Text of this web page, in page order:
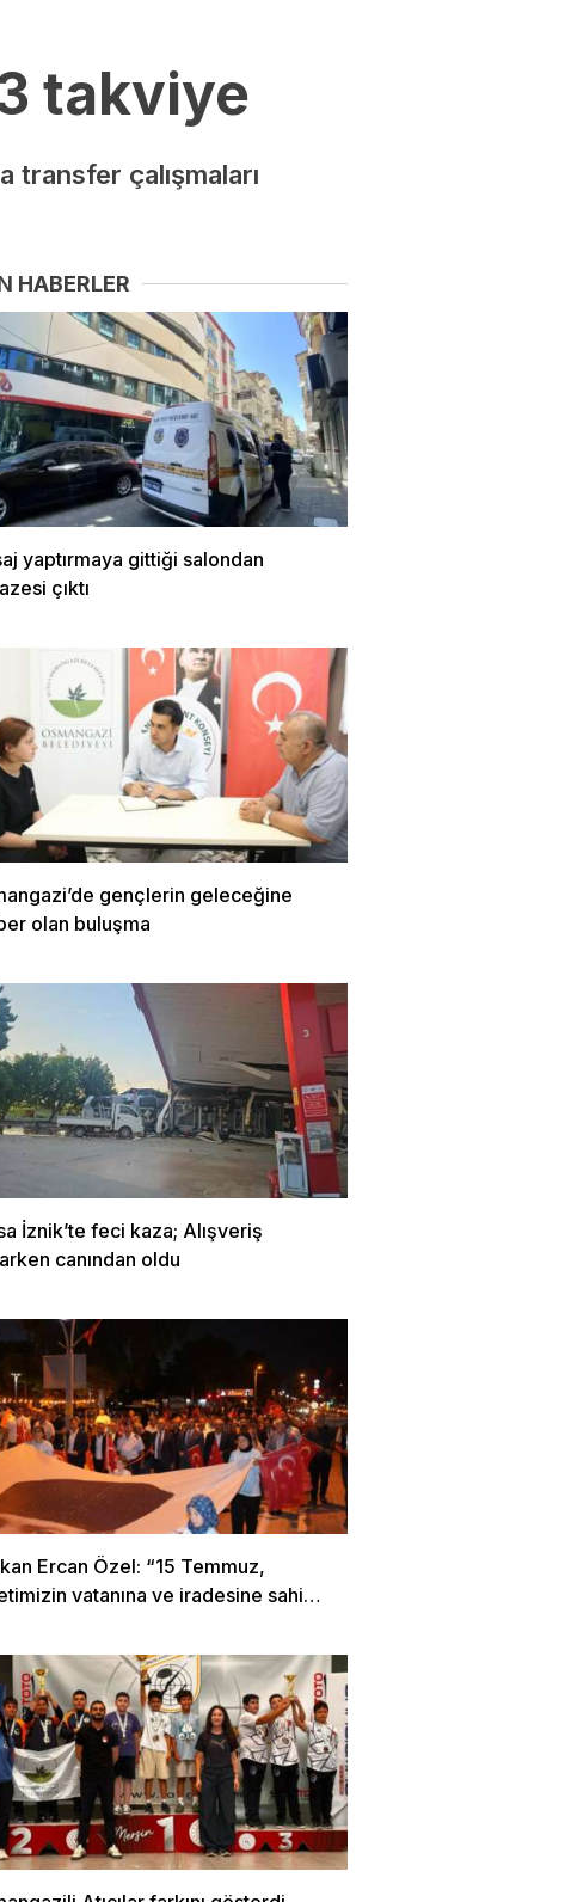
takviye
transfer çalışmaları
HABERLER
yaptırmaya gittiği salondan
çıktı
gençlerin geleceğine
olan buluşma
İznik’te feci kaza; Alışveriş
canından oldu
Ercan Özel: “15 Temmuz,
vatanına ve iradesine sahip